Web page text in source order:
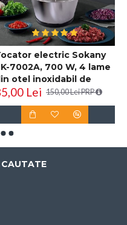
electric Sokany
7002A, 700 W, 4 lame
otel inoxidabil de
calitate, 2L,
Lei 150,00 Lei PRP
CAUTATE